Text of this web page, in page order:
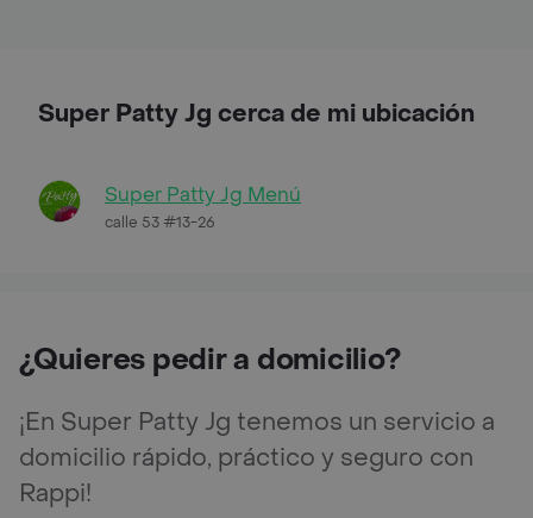
Super Patty Jg cerca de mi ubicación
Super Patty Jg Menú
calle 53 #13-26
¿Quieres pedir a domicilio?
¡En Super Patty Jg tenemos un servicio a
domicilio rápido, práctico y seguro con
Rappi!